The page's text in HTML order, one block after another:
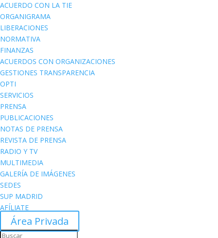
ACUERDO CON LA TIE
ORGANIGRAMA
LIBERACIONES
NORMATIVA
FINANZAS
ACUERDOS CON ORGANIZACIONES
GESTIONES TRANSPARENCIA
OPTI
SERVICIOS
PRENSA
PUBLICACIONES
NOTAS DE PRENSA
REVISTA DE PRENSA
RADIO Y TV
MULTIMEDIA
GALERÍA DE IMÁGENES
SEDES
SUP MADRID
AFÍLIATE
Área Privada